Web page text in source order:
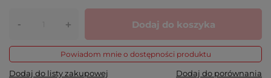
- + Dodaj do koszyka
Powiadom mnie o dostępności produktu
Dodaj do listy zakupowej Dodaj do porównania